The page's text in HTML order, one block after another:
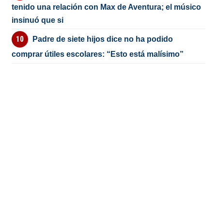
tenido una relación con Max de Aventura; el músico
insinuó que si
Padre de siete hijos dice no ha podido
comprar útiles escolares: “Esto está malísimo”